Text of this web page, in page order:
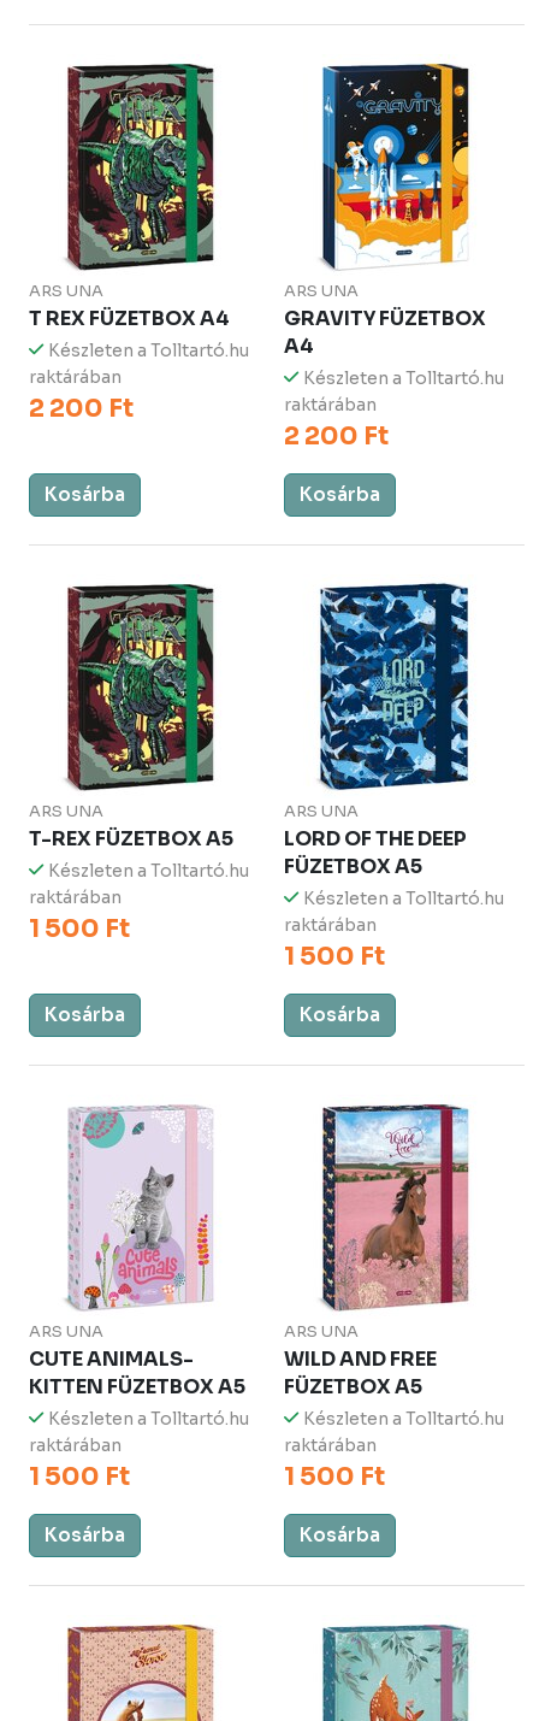
ARS UNA
T REX FÜZETBOX A4
Készleten a Tolltartó.hu
raktárában
2 200 Ft
Kosárba
ARS UNA
GRAVITY FÜZETBOX
A4
Készleten a Tolltartó.hu
raktárában
2 200 Ft
Kosárba
ARS UNA
T-REX FÜZETBOX A5
Készleten a Tolltartó.hu
raktárában
1 500 Ft
Kosárba
ARS UNA
LORD OF THE DEEP
FÜZETBOX A5
Készleten a Tolltartó.hu
raktárában
1 500 Ft
Kosárba
ARS UNA
CUTE ANIMALS-
KITTEN FÜZETBOX A5
Készleten a Tolltartó.hu
raktárában
1 500 Ft
Kosárba
ARS UNA
WILD AND FREE
FÜZETBOX A5
Készleten a Tolltartó.hu
raktárában
1 500 Ft
Kosárba